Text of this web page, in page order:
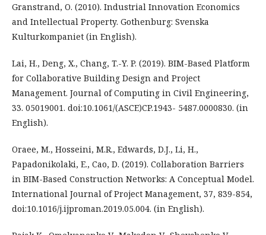
Granstrand, O. (2010). Industrial Innovation Economics
and Intellectual Property. Gothenburg: Svenska
Kulturkompaniet (in English).
Lai, H., Deng, X., Chang, T.-Y. P. (2019). BIM-Based Platform
for Collaborative Building Design and Project
Management. Journal of Computing in Civil Engineering,
33. 05019001. doi:10.1061/(ASCE)CP.1943- 5487.0000830. (in
English).
Oraee, M., Hosseini, M.R., Edwards, D.J., Li, H.,
Papadonikolaki, E., Cao, D. (2019). Collaboration Barriers
in BIM-Based Construction Networks: A Conceptual Model.
International Journal of Project Management, 37, 839-854,
doi:10.1016/j.ijproman.2019.05.004. (in English).